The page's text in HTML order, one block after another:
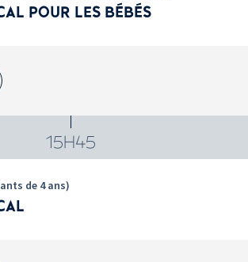
POUR LES BÉBÉS
15H45
de 4 ans)